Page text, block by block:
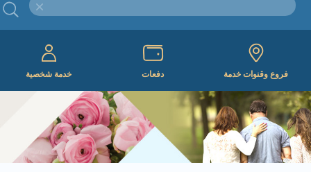
فروع وقنوات خدمة دفعات خدمة شخصية